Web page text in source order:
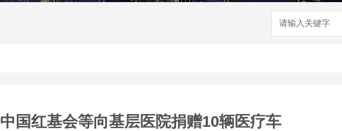
中国红基会等向基层医院捐赠10辆医疗车